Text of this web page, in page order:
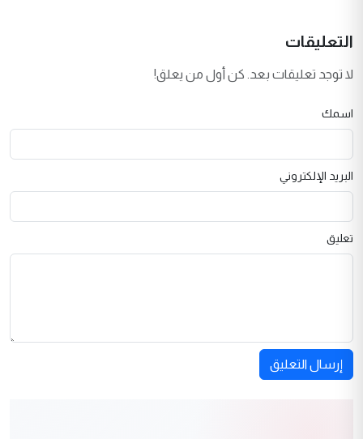
التعليقات
لا توجد تعليقات بعد. كن أول من يعلق!
اسمك
البريد الإلكتروني
تعليق
إرسال التعليق